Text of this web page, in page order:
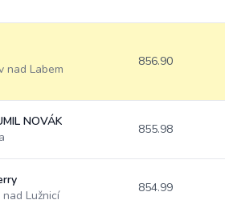
nad Labem
856.90
NOVÁK
855.98
nad Lužnicí
854.99